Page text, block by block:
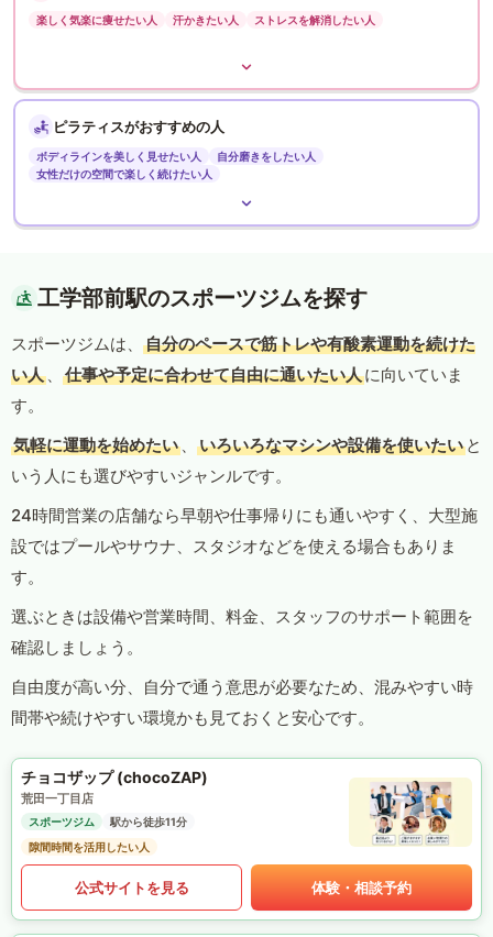
楽しく気楽に痩せたい人 汗かきたい人 ストレスを解消したい人
ピラティスがおすすめの人
ボディラインを美しく見せたい人
自分磨きをしたい人
女性だけの空間で楽しく続けたい人
工学部前駅のスポーツジムを探す
スポーツジムは、
自分のペースで筋トレや有酸素運動を続けた
い人 、 仕事や予定に合わせて自由に通いたい人に向いていま
す。
気軽に運動を始めたい 、 いろいろなマシンや設備を使いたい と
いう人にも選びやすいジャンルです。
24時間営業の店舗なら早朝や仕事帰りにも通いやすく、大型施
設ではプールやサウナ、スタジオなどを使える場合もありま
す。
選ぶときは設備や営業時間、料金、スタッフのサポート範囲を
確認しましょう。
自由度が高い分、自分で通う意思が必要なため、混みやすい時
間帯や続けやすい環境かも見ておくと安心です。
チョコザップ (chocoZAP)
荒田一丁目店
スポーツジム
駅から徒歩11分
隙間時間を活用したい人
公式サイトを見る 体験・相談予約